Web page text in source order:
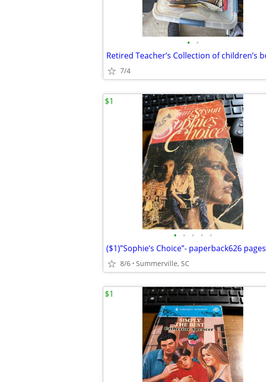
• •
7/4
• • • • •
($1)”Sophie’s Choice”- paperback626 pages
8/6 Summerville, SC
$1
$1